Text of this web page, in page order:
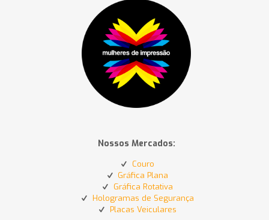
Nossos Mercados:
Couro
Gráfica Plana
Gráfica Rotativa
Hologramas de Segurança
Placas Veiculares